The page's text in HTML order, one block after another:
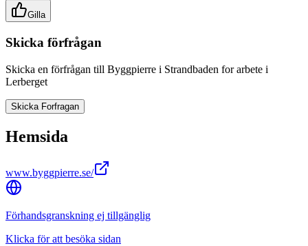
Gilla
Skicka förfrågan
Skicka en förfrågan till Byggpierre i Strandbaden for arbete i
Lerberget
Skicka Forfragan
Hemsida
www.byggpierre.se/
Förhandsgranskning ej tillgänglig
Klicka för att besöka sidan